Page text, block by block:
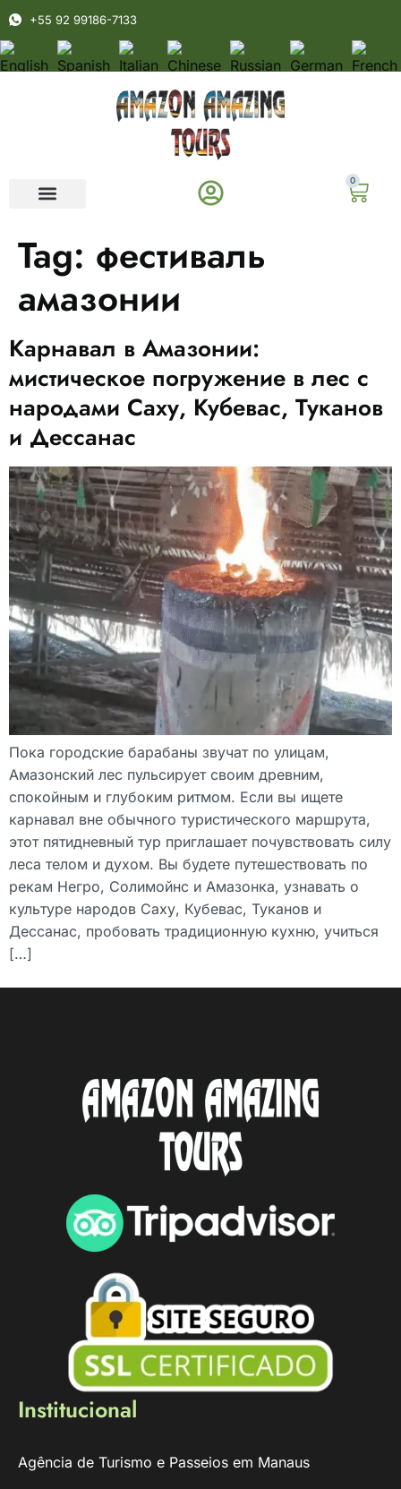
+55 92 99186-7133
0
Tag: фестиваль
амазонии
Карнавал в Амазонии:
мистическое погружение в лес с
народами Саху, Кубевас, Туканов
и Дессанас
Пока городские барабаны звучат по улицам,
Амазонский лес пульсирует своим древним,
спокойным и глубоким ритмом. Если вы ищете
карнавал вне обычного туристического маршрута,
этот пятидневный тур приглашает почувствовать силу
леса телом и духом. Вы будете путешествовать по
рекам Негро, Солимойнс и Амазонка, узнавать о
культуре народов Саху, Кубевас, Туканов и
Дессанас, пробовать традиционную кухню, учиться
[…]
Institucional
Agência de Turismo e Passeios em Manaus